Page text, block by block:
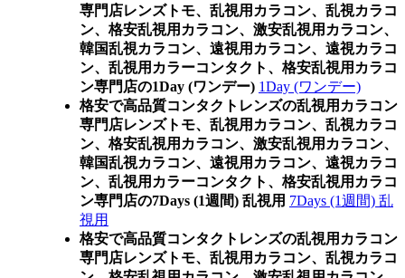
専門店レンズトモ、乱視用カラコン、乱視カラコ
ン、格安乱視用カラコン、激安乱視用カラコン、
韓国乱視カラコン、遠視用カラコン、遠視カラコ
ン、乱視用カラーコンタクト、格安乱視用カラコ
ン専門店の1Day (ワンデー) 1Day (ワンデー)
格安で高品質コンタクトレンズの乱視用カラコン
専門店レンズトモ、乱視用カラコン、乱視カラコ
ン、格安乱視用カラコン、激安乱視用カラコン、
韓国乱視カラコン、遠視用カラコン、遠視カラコ
ン、乱視用カラーコンタクト、格安乱視用カラコ
ン専門店の7Days (1週間) 乱視用 7Days (1週間) 乱
視用
格安で高品質コンタクトレンズの乱視用カラコン
専門店レンズトモ、乱視用カラコン、乱視カラコ